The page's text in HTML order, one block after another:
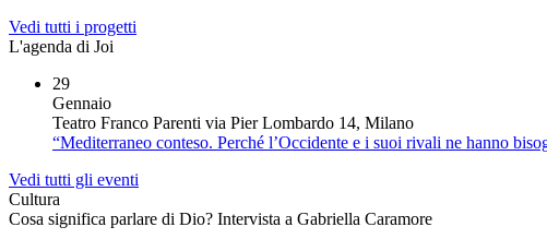
Vedi tutti i progetti
L'agenda di Joi
29
Gennaio
Teatro Franco Parenti via Pier Lombardo 14, Milano
“Mediterraneo conteso. Perché l’Occidente e i suoi rivali ne hanno
Vedi tutti gli eventi
Cultura
Cosa significa parlare di Dio? Intervista a Gabriella Caramore